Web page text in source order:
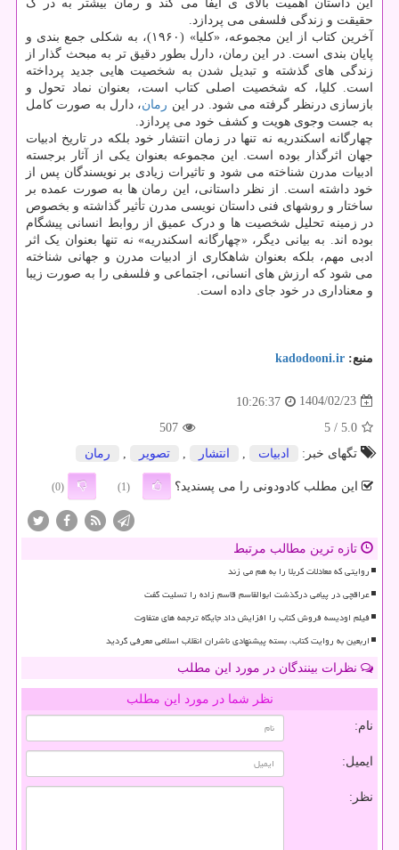
این داستان اهمیت بالای ی ایفا می کند و رمان بیشتر به در ک
حقیقت و زندگی فلسفی می پردازد.
آخرین کتاب از این مجموعه، «کلیا» (۱۹۶۰)، به شکلی جمع بندی و
پایان بندی است. در این رمان، دارل بطور دقیق تر به مبحث گذار از
زندگی های گذشته و تبدیل شدن به شخصیت هایی جدید پرداخته
است. کلیا، که شخصیت اصلی کتاب است، بعنوان نماد تحول و
بازسازی درنظر گرفته می شود. در این رمان، دارل به صورت کامل
به جست وجوی هویت و کشف خود می پردازد.
چهارگانه اسکندریه نه تنها در زمان انتشار خود بلکه در تاریخ ادبیات
جهان اثرگذار بوده است. این مجموعه بعنوان یکی از آثار برجسته
ادبیات مدرن شناخته می شود و تاثیرات زیادی بر نویسندگان پس از
خود داشته است. از نظر داستانی، این رمان ها به صورت عمده بر
ساختار و روشهای فنی داستان نویسی مدرن تأثیر گذاشته و بخصوص
در زمینه تحلیل شخصیت ها و درک عمیق از روابط انسانی پیشگام
بوده اند. به بیانی دیگر، «چهارگانه اسکندریه» نه تنها بعنوان یک اثر
ادبی مهم، بلکه بعنوان شاهکاری از ادبیات مدرن و جهانی شناخته
می شود که ارزش های انسانی، اجتماعی و فلسفی را به صورت زیبا
و معناداری در خود جای داده است.
منبع: kadodooni.ir
1404/02/23
10:26:37
5.0
/ 5
507
تگهای خبر:
ادبیات , انتشار , تصویر , رمان
این مطلب کادودونی را می پسندید؟ (1)
(0)
تازه ترین مطالب مرتبط
روایتی که معادلات کربلا را به هم می زند
عراقچی در پیامی درگذشت ابوالقاسم قاسم زاده را تسلیت گفت
فیلم اودیسه فروش کتاب را افزایش داد جایگاه ترجمه های متفاوت
اربعین به روایت کتاب، بسته پیشنهادی ناشران انقلاب اسلامی معرفی گردید
نظرات بینندگان در مورد این مطلب
نظر شما در مورد این مطلب
نام:
ایمیل:
نظر: